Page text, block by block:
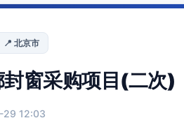
📍 北京市
封窗采购项目(二
29 12:03